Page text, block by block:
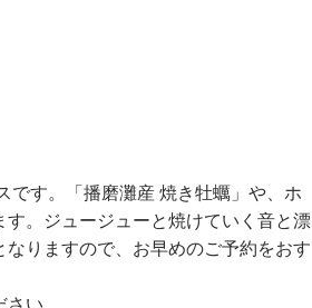
です。「播磨灘産 焼き牡蠣」や、ホ
。ジュージューと焼けていく音と漂
りますので、お早めのご予約をおす
い。